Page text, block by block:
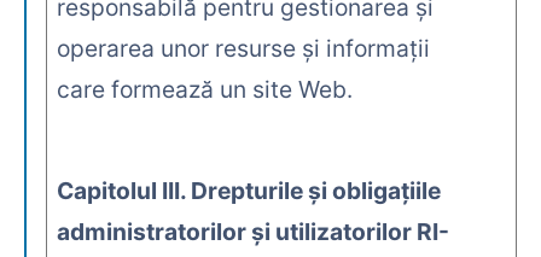
responsabilă pentru gestionarea şi
operarea unor resurse şi informaţii
care formează un site Web.
Capitolul III. Drepturile şi obligaţiile
administratorilor şi utilizatorilor RI-